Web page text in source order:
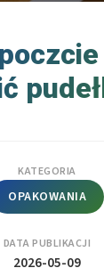
KATEGORIA
OPAKOWANIA
DATA PUBLIKACJI
2026-05-09